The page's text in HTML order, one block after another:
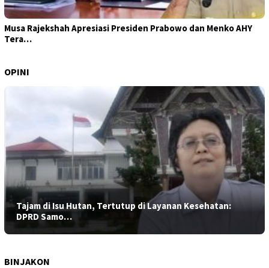
Musa Rajekshah Apresiasi Presiden Prabowo dan Menko AHY
Tera…
OPINI
Tajam di Isu Hutan, Tertutup di Layanan Kesehatan:
DPRD Samo…
BINJAKON